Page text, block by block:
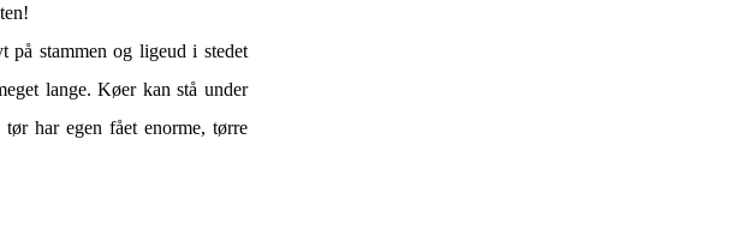
på stammen og ligeud i stedet
lange. Køer kan stå under
har egen fået enorme, tørre